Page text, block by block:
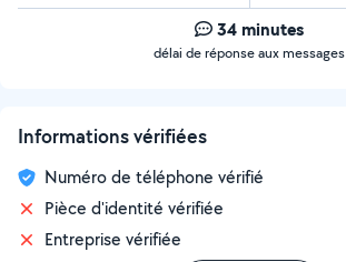
34 minutes
délai de réponse aux messages
Informations vérifiées
Numéro de téléphone vérifié
Pièce d'identité vérifiée
Entreprise vérifiée